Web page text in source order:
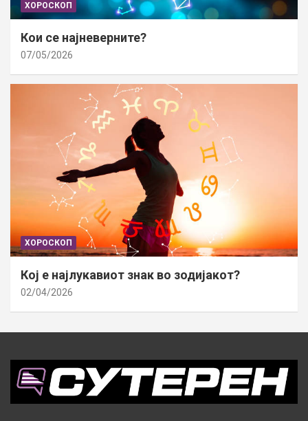
ХОРОСКОП
Кои се најневерните?
07/05/2026
ХОРОСКОП
Кој е најлукавиот знак во зодијакот?
02/04/2026